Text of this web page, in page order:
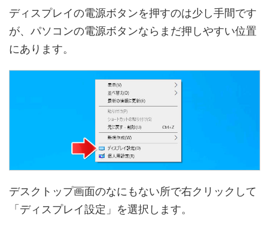
ディスプレイの電源ボタンを押すのは少し手間です
が、パソコンの電源ボタンならまだ押しやすい位置
にあります。
デスクトップ画面のなにもない所で右クリックして
「ディスプレイ設定」を選択します。